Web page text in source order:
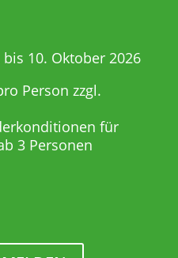
bis 10. Oktober 2026
Person zzgl.
für
3 Personen